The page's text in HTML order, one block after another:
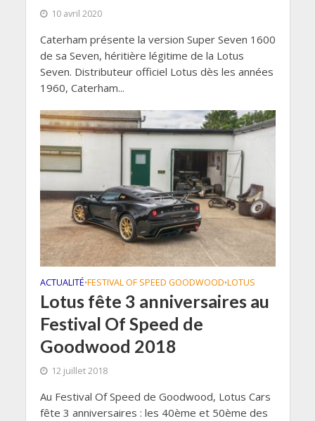
10 avril 2020
Caterham présente la version Super Seven 1600
de sa Seven, héritière légitime de la Lotus
Seven. Distributeur officiel Lotus dès les années
1960, Caterham...
ACTUALITÉ•FESTIVAL OF SPEED GOODWOOD•LOTUS
Lotus fête 3 anniversaires au
Festival Of Speed de
Goodwood 2018
12 juillet 2018
Au Festival Of Speed de Goodwood, Lotus Cars
fête 3 anniversaires : les 40ème et 50ème des